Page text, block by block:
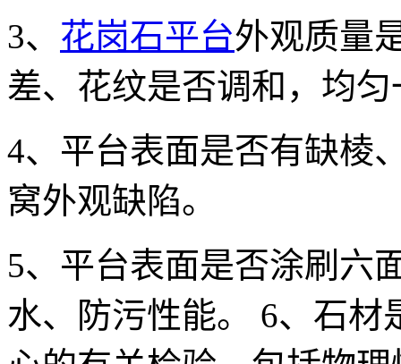
3、 花岗石平台外观质量
差、花纹是否调和，均
4、平台表面是否有缺棱
窝外观缺陷。
5、平台表面是否涂刷六
水、防污性能。 6、石